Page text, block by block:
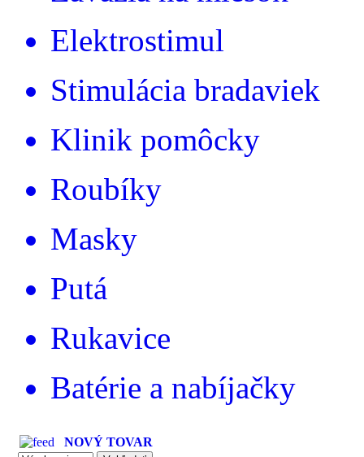
Elektrostimul
Stimulácia bradaviek
Klinik pomôcky
Roubíky
Masky
Putá
Rukavice
Batérie a nabíjačky
NOVÝ TOVAR